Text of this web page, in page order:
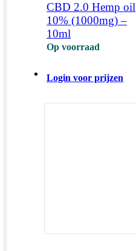
CBD 2.0 Hemp oil
10% (1000mg) –
10ml
Op voorraad
Login voor prijzen